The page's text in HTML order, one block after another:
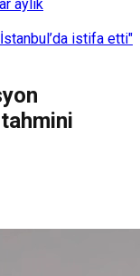
aylık
istifa etti"